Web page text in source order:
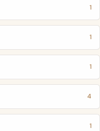
1
1
1
4
1